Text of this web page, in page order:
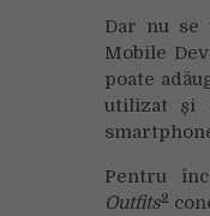
Dar nu se
Mobile
poate
utilizat și
Pentru
Outfits2